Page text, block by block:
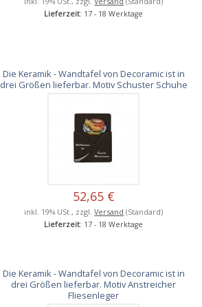
Lieferzeit: 17 - 18 Werktage
Die Keramik - Wandtafel von Decoramic ist in
drei Größen lieferbar. Motiv Schuster Schuhe
52,65 €
inkl. 19% USt., zzgl.Versand (Standard)
Lieferzeit: 17 - 18 Werktage
Die Keramik - Wandtafel von Decoramic ist in
drei Größen lieferbar. Motiv Anstreicher
Fliesenleger